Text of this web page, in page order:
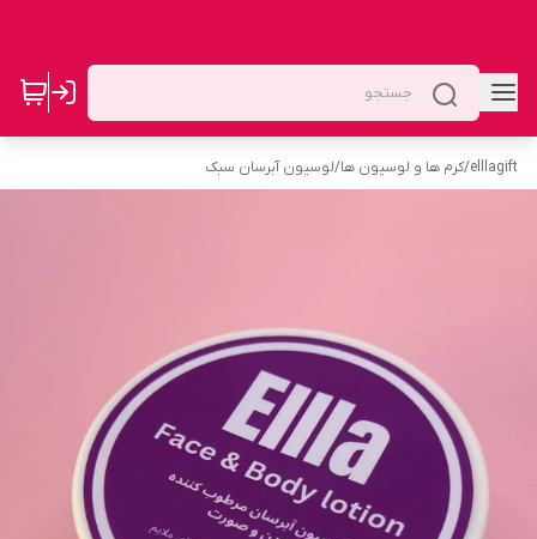
elllagift
/کرم ها و لوسیون ها/لوسیون آبرسان سبک